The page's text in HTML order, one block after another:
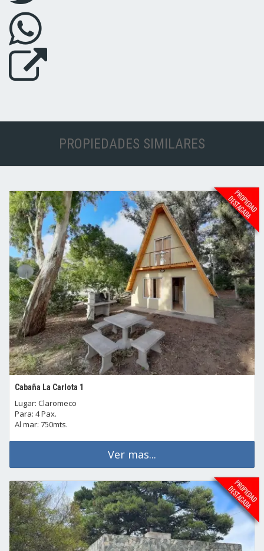
PROPIEDADES SIMILARES
Cabaña La Carlota 1
Lugar: Claromeco
Para: 4 Pax.
Al mar: 750mts.
Ver mas...